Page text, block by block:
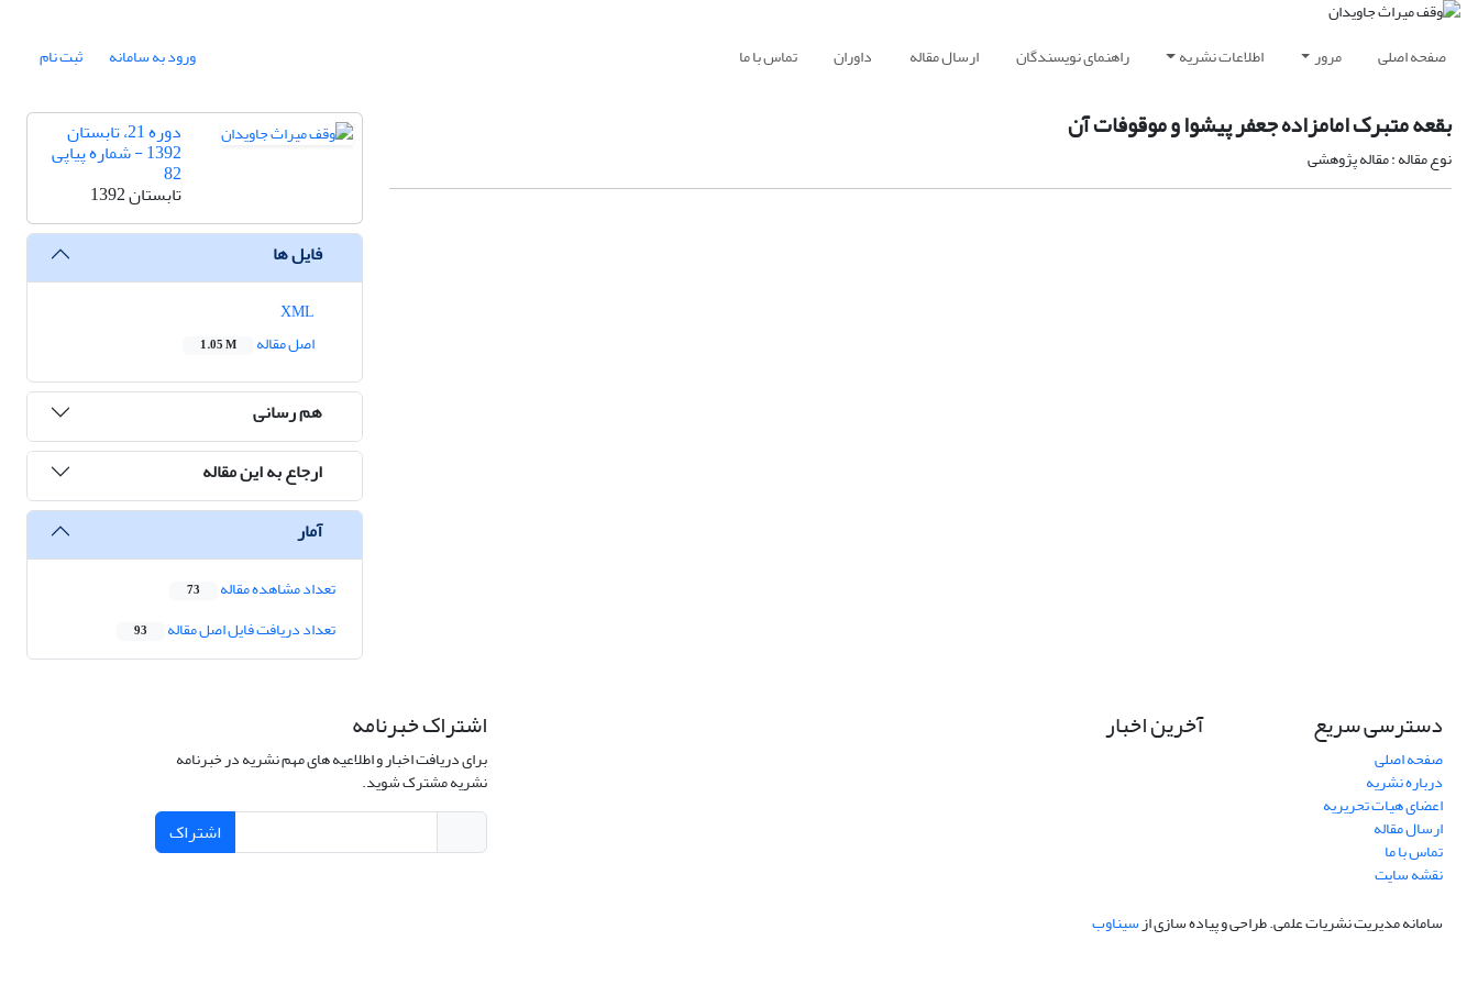
صفحه اصلی مرور اطلاعات نشریه راهنمای نویسندگان ارسال مقاله داوران تماس با ما ورود به سامانه ثبت نام
بقعه متبرک امامزاده جعفر پیشوا و موقوفات آن
نوع مقاله : مقاله پژوهشی
دوره 21، تابستان
1392 - شماره پیاپی
82
تابستان 1392
فایل ها
اصل مقاله
1.05 M
هم رسانی
ارجاع به این مقاله
آمار
تعداد مشاهده مقاله 73
تعداد دریافت فایل اصل مقاله 93
دسترسی سریع
صفحه اصلی
درباره نشریه
اعضای هیات تحریریه
ارسال مقاله
تماس با ما
نقشه سایت
آخرین اخبار اشتراک خبرنامه
برای دریافت اخبار و اطلاعیه های مهم نشریه در خبرنامه
نشریه مشترک شوید.
اشتراک
سامانه مدیریت نشریات علمی.طراحی و پیاده سازی ازسیناوب